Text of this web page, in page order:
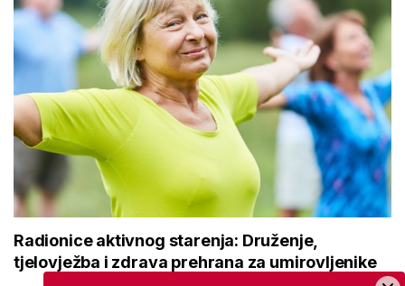
Radionice aktivnog starenja: Druženje,
tjelovježba i zdrava prehrana za umirovljenike